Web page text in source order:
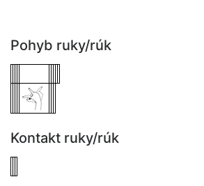
Pohyb ruky/rúk
Kontakt ruky/rúk